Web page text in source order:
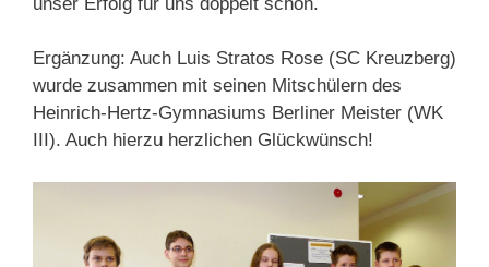
Ergänzung: Auch Luis Stratos Rose (SC Kreuzberg)
wurde zusammen mit seinen Mitschülern des
Heinrich-Hertz-Gymnasiums Berliner Meister (WK
III). Auch hierzu herzlichen Glückwünsch!